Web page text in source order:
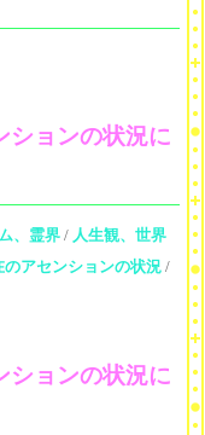
ションの状況に
、霊界 / 人生観、世界
のアセンションの状況 /
ションの状況に